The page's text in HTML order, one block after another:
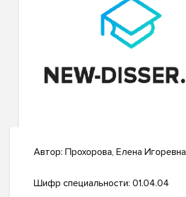
Автор: Прохорова, Елена Игоревна
Шифр специальности: 01.04.04